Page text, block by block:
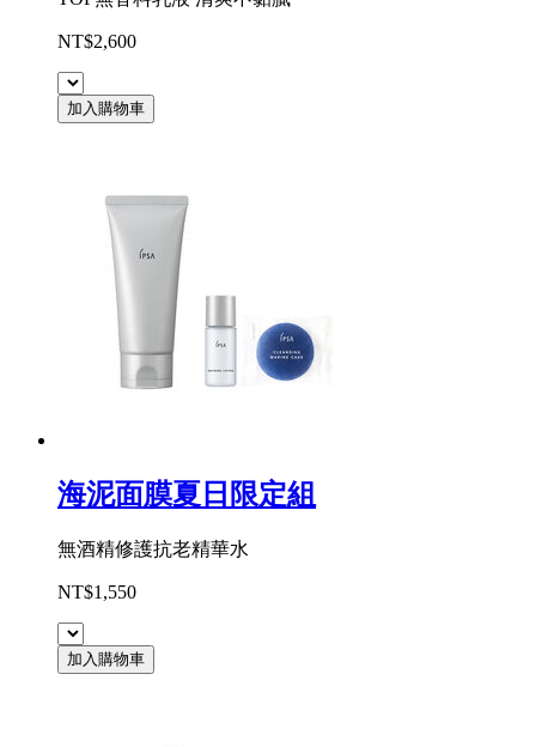
NT$2,600
加入購物車
海泥面膜夏日限定組
無酒精修護抗老精華水
NT$1,550
加入購物車